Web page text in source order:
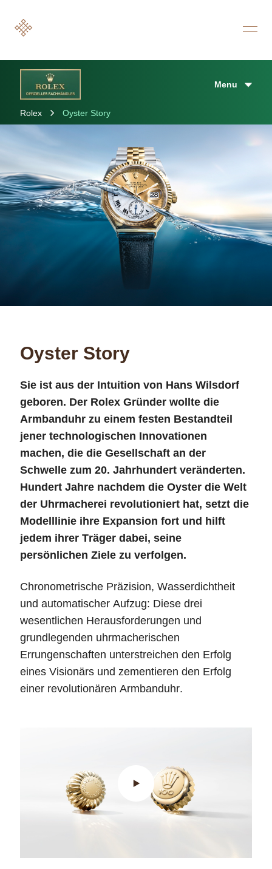
Menu
Rolex Oyster Story
Oyster Story
Sie ist aus der Intuition von Hans Wilsdorf
geboren. Der Rolex Gründer wollte die
Armbanduhr zu einem festen Bestandteil
jener technologischen Innovationen
machen, die die Gesellschaft an der
Schwelle zum 20. Jahrhundert veränderten.
Hundert Jahre nachdem die Oyster die Welt
der Uhrmacherei revolutioniert hat, setzt die
Modelllinie ihre Expansion fort und hilft
jedem ihrer Träger dabei, seine
persönlichen Ziele zu verfolgen.
Chronometrische Präzision, Wasserdichtheit
und automatischer Aufzug: Diese drei
wesentlichen Herausforderungen und
grundlegenden uhrmacherischen
Errungenschaften unterstreichen den Erfolg
eines Visionärs und zementieren den Erfolg
einer revolutionären Armbanduhr.